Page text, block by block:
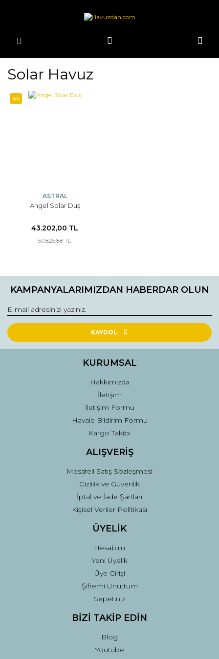
Solar Havuz
%15
ASTRAL
Angel Solar Duş
43.202,00 TL
50.825,88 TL
KAMPANYALARIMIZDAN HABERDAR OLUN
KAYDOL
KURUMSAL
Hakkımızda
İletişim
İletişim Formu
Havale Bildirim Formu
Kargo Takibi
ALIŞVERİŞ
Mesafeli Satış Sözleşmesi
Gizlilik ve Güvenlik
İptal ve İade Şartları
Kişisel Veriler Politikası
ÜYELİK
Hesabım
Yeni Üyelik
Üye Girişi
Şifremi Unuttum
Sepetiniz
BİZİ TAKİP EDİN
Blog
Youtube